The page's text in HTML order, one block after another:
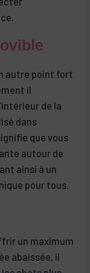
autre point fort
il
de la
dans
que vous
autour de
ainsi à un
pour tous.
un maximum
abaissée, il